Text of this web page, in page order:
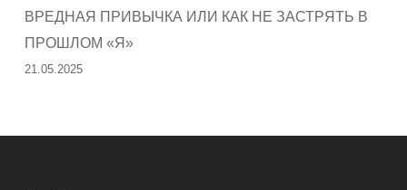
ВРЕДНАЯ ПРИВЫЧКА ИЛИ КАК НЕ ЗАСТРЯТЬ В
ПРОШЛОМ «Я»
21.05.2025